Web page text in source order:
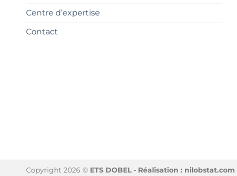
Centre d’expertise
Contact
Copyright 2026 © ETS DOBEL - Réalisation : nilobstat.com